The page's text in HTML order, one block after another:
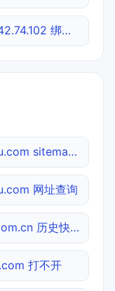
110.242.74.102 绑定域名
sogou.com sitemap.xml检测
网址查询
sina.com.cn 历史快照
打不开